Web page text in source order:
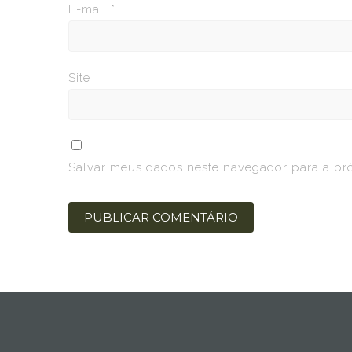
E-mail *
Site
Salvar meus dados neste navegador para a